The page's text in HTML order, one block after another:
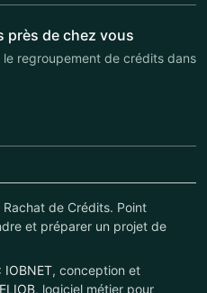
près de chez vous
regroupement de crédits dans
de Crédits. Point
et préparer un projet de
IOBNET, conception et
ELIOB, logiciel métier pour